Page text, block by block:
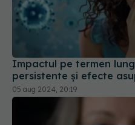
Impactul pe termen
persistente și efecte
05 aug 2024, 20:19